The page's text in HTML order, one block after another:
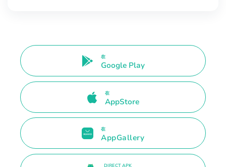
在
Google Play
在
AppStore
在
AppGallery
DIRECT APK